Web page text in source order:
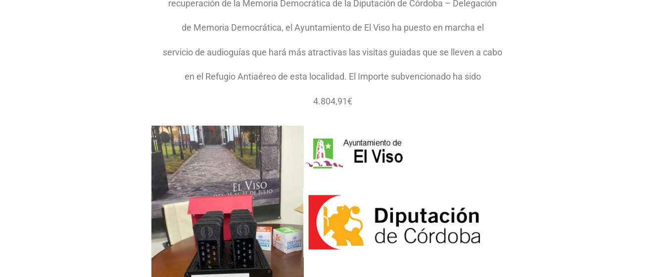
recuperación de la Memoria Democrática de la Diputación de Córdoba – Delegación
de Memoria Democrática, el Ayuntamiento de El Viso ha puesto en marcha el
servicio de audioguías que hará más atractivas las visitas guiadas que se lleven a cabo
en el Refugio Antiaéreo de esta localidad. El Importe subvencionado ha sido
4.804,91€